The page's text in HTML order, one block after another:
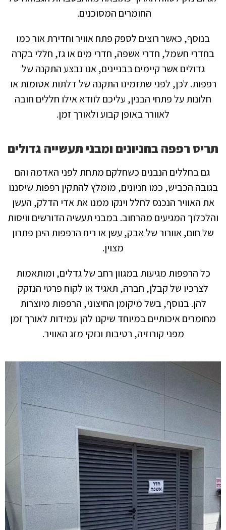
החומרים המסוכנים.
בנוסף, כאשר רוצים לספק פתח אוויר וחדירת אור כמו
בחדרי חשמל, חדרי אשפה, חדרי מים או גז, חללי בקרה
גדולים אשר קיימים בבניינים, אנו נבצע התקנה של
רפפות. לכן, לפני שתזמינו התקנה של דלתות אטומות או
חלונות על פתחי הבנין, עליכם לוודא אילו חללים חובה
לאוורר באופן קבוע ולאורך זמן.
תריס רפפה בחניונים ומבני תעשייה גדולים
גם בחללים הנבנים כשחלקם מתחת לפני האדמה והם
בגובה הכביש, כמו חניונים, מומלץ להתקין רפפות שיסננו
את האוויר הנכנס לחלל וינקו ממנו את אדי הדלק, העשן
והלכלוך המגיעים מהרחוב.במבני תעשיה הדורשים וויסות
של חום, אוורור של אבק, עשן או ריח הרפפות הינן פתרון
מצוין.
כל הרפפות מגיעות במגוון רחב של גדלים, ומותאמות
לצרכיו של קבלן, חברה, תאגיד או לקוח פרטי הנזקק
להן.בנוסף, בשל מיקומן החיצוני, הרפפות מיוצרות
מחומרים איכותיים במיוחד שיקנו להן עמידות לאורך זמן
מפני קורוזיה, רטיבות ונזקי מזג האוויר.